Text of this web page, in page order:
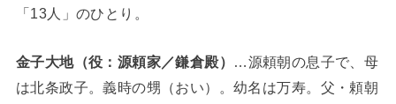
「13人」のひとり。
金子大地（役：源頼家／鎌倉殿）
…源頼朝の息子で、母
は北条政子。義時の甥（おい）。幼名は万寿。父・頼朝